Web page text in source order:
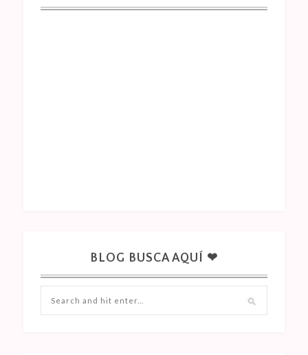
BLOG BUSCA AQUÍ ❤